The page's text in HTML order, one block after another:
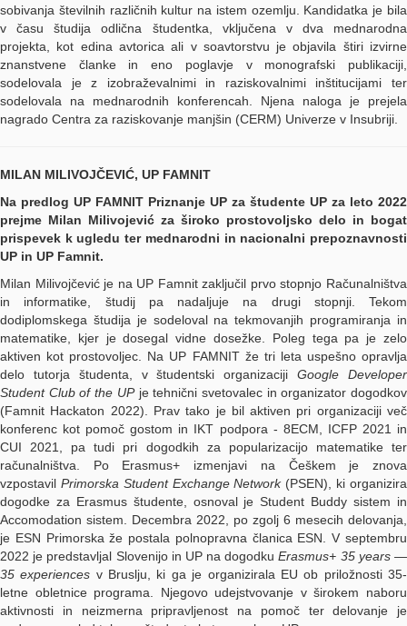
sobivanja številnih različnih kultur na istem ozemlju. Kandidatka je bila
v času študija odlična študentka, vključena v dva mednarodna
projekta, kot edina avtorica ali v soavtorstvu je objavila štiri izvirne
znanstvene članke in eno poglavje v monografski publikaciji,
sodelovala je z izobraževalnimi in raziskovalnimi inštitucijami ter
sodelovala na mednarodnih konferencah. Njena naloga je prejela
nagrado Centra za raziskovanje manjšin (CERM) Univerze v Insubriji.
MILAN MILIVOJČEVIĆ, UP FAMNIT
Na predlog UP FAMNIT Priznanje UP za študente UP za leto 2022
prejme Milan Milivojević za široko prostovoljsko delo in bogat
prispevek k ugledu ter mednarodni in nacionalni prepoznavnosti
UP in UP Famnit.
Milan Milivojčević je na UP Famnit zaključil prvo stopnjo Računalništva
in informatike, študij pa nadaljuje na drugi stopnji. Tekom
dodiplomskega študija je sodeloval na tekmovanjih programiranja in
matematike, kjer je dosegal vidne dosežke. Poleg tega pa je zelo
aktiven kot prostovoljec. Na UP FAMNIT že tri leta uspešno opravlja
delo tutorja študenta, v študentski organizacijiGoogle Developer
Student Club of the UPje tehnični svetovalec in organizator dogodkov
(Famnit Hackaton 2022). Prav tako je bil aktiven pri organizaciji več
konferenc kot pomoč gostom in IKT podpora - 8ECM, ICFP 2021 in
CUI 2021, pa tudi pri dogodkih za popularizacijo matematike ter
računalništva. Po Erasmus+ izmenjavi na Češkem je znova
vzpostavil Primorska Student Exchange Network(PSEN), ki organizira
dogodke za Erasmus študente, osnoval je Student Buddy sistem in
Accomodation sistem. Decembra 2022, po zgolj 6 mesecih delovanja,
je ESN Primorska že postala polnopravna članica ESN. V septembru
2022 je predstavljal Slovenijo in UP na dogodkuErasmus+ 35 years —
35 experiences v Bruslju, ki ga je organizirala EU ob priložnosti 35-
letne obletnice programa. Njegovo udejstvovanje v širokem naboru
aktivnosti in neizmerna pripravljenost na pomoč ter delovanje je